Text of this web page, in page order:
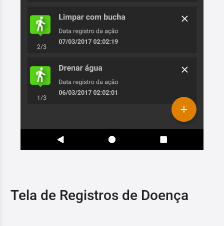
Tela de Registros de Doença